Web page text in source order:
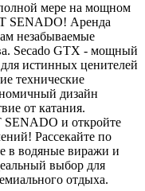
мере на мощном
SENADO! Аренда
незабываемые
Secado GTX - мощный
истинных ценителей
технические
дизайн
от катания.
SENADO и откройте
Рассекайте по
в водяные виражи и
выбор для
отдыха.